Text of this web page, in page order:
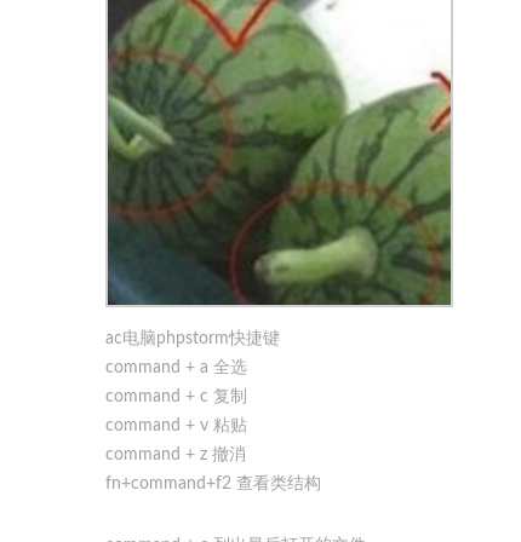
ac电脑phpstorm快捷键
command + a 全选
command + c 复制
command + v 粘贴
command + z 撤消
fn+command+f2 查看类结构